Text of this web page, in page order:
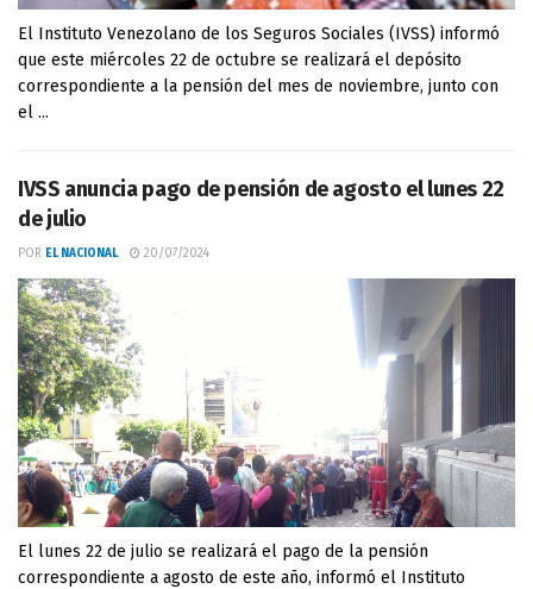
El Instituto Venezolano de los Seguros Sociales (IVSS) informó
que este miércoles 22 de octubre se realizará el depósito
correspondiente a la pensión del mes de noviembre, junto con
el ...
IVSS anuncia pago de pensión de agosto el lunes 22
de julio
POR EL NACIONAL 20/07/2024
El lunes 22 de julio se realizará el pago de la pensión
correspondiente a agosto de este año, informó el Instituto